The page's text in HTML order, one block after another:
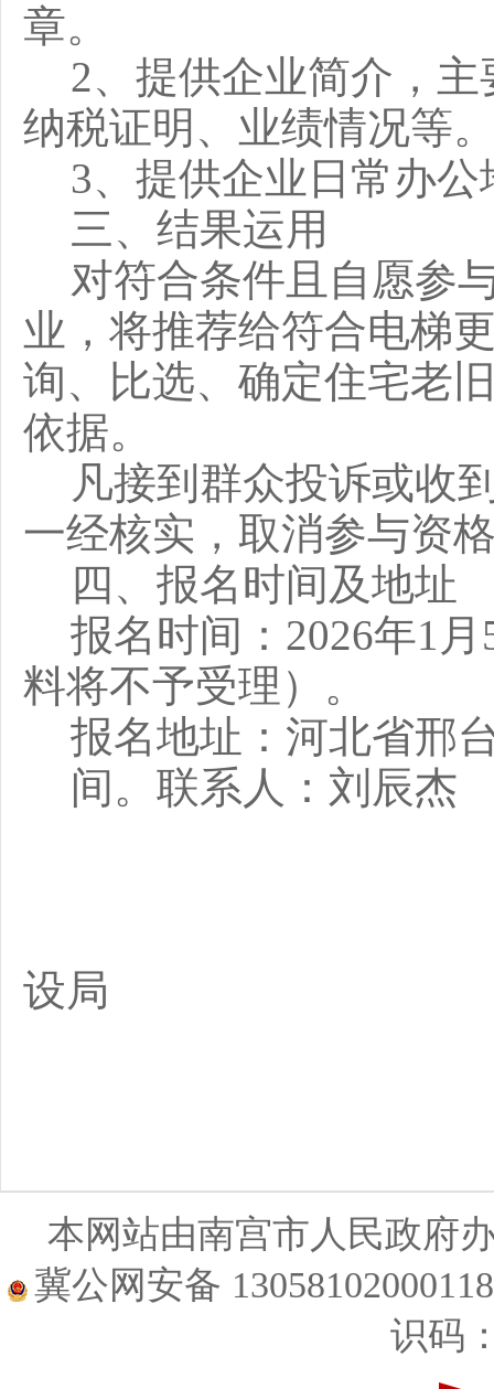
章。
2、提供企业简介，
纳税证明、业绩情况等
3、提供企业日常办
三、结果运用
对符合条件且自愿参
业，将推荐给符合电梯
询、比选、确定住宅老
依据。
凡接到群众投诉或收
一经核实，取消参与资
四、报名时间及地址
报名时间：2026年1
料将不予受理）。
报名地址：河北省邢
间。联系人：刘辰杰
设局
本网站由南宫市人民政
冀公网安备
识码